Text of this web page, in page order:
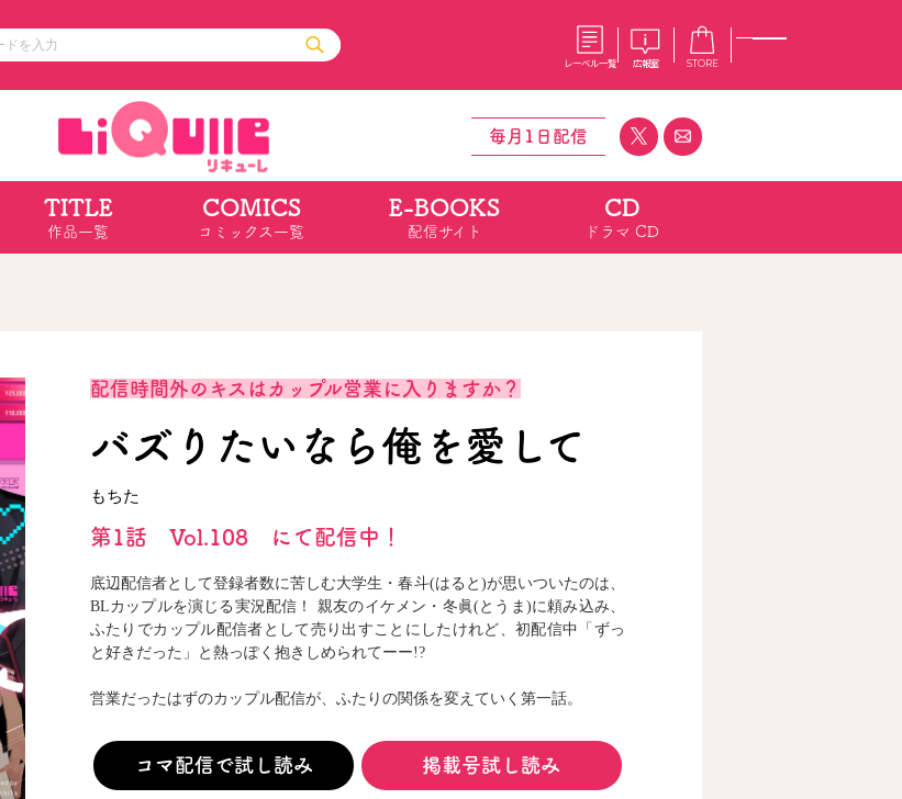
レーベル一覧 広報室 STORE
その他
コミックエッセイ
ポケットモンスター
通販・NEWS
OVERLAP STORE
オーバーラップ広報室
採用情報
コミックパルフェ コミックエッセイ
閉じる
毎月1日配信
TITLE
作品一覧
COMICS
コミックス一覧
E-BOOKS
配信サイト
CD
ドラマ CD
配信時間外のキスはカップル営業に入りますか？
バズりたいなら俺を愛して
もちた
第1話 Vol.108 にて配信中！
底辺配信者として登録者数に苦しむ大学生・春斗(はると)が思いついたのは、
BLカップルを演じる実況配信！ 親友のイケメン・冬眞(とうま)に頼み込み、
ふたりでカップル配信者として売り出すことにしたけれど、初配信中「ずっ
と好きだった」と熱っぽく抱きしめられてーー!?
営業だったはずのカップル配信が、ふたりの関係を変えていく第一話。
コマ配信で試し読み 掲載号試し読み